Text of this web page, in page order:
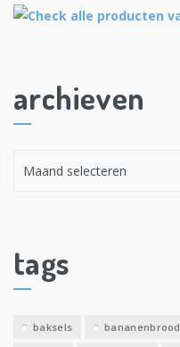
archieven
e
v
tags
baksels bananenbrood